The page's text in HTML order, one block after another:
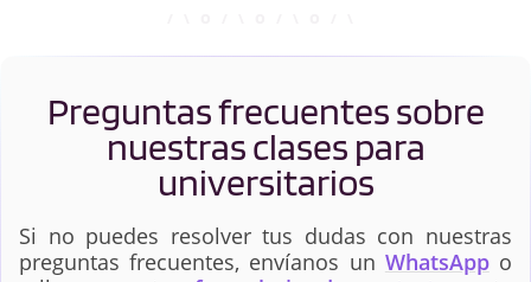
Preguntas frecuentes sobre
nuestras clases para
universitarios
Si no puedes resolver tus dudas con nuestras
preguntas frecuentes, envíanos un WhatsAppo